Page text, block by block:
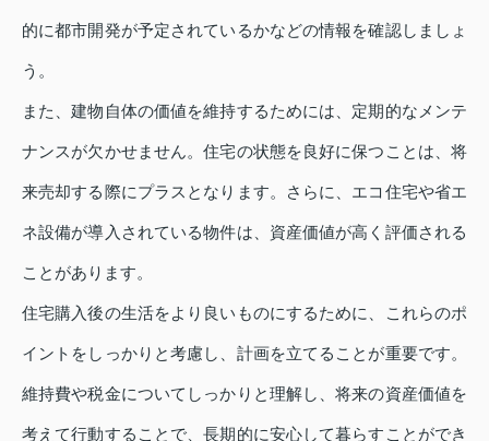
的に都市開発が予定されているかなどの情報を確認しましょ
う。
また、建物自体の価値を維持するためには、定期的なメンテ
ナンスが欠かせません。住宅の状態を良好に保つことは、将
来売却する際にプラスとなります。さらに、エコ住宅や省エ
ネ設備が導入されている物件は、資産価値が高く評価される
ことがあります。
住宅購入後の生活をより良いものにするために、これらのポ
イントをしっかりと考慮し、計画を立てることが重要です。
維持費や税金についてしっかりと理解し、将来の資産価値を
考えて行動することで、長期的に安心して暮らすことができ